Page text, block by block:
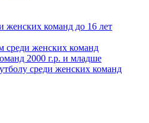
женских команд до 16 лет
среди женских команд
2000 г.р. и младше
среди женских команд